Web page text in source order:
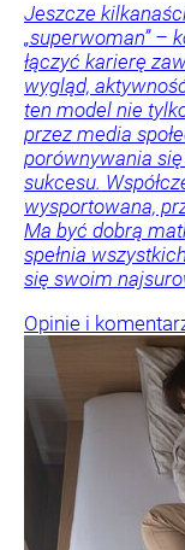
Jeszcze
„superwoman” –
łączyć karierę
wygląd,
ten model nie
przez media
porównywania
sukcesu.
wysportowana,
Ma być dobrą
spełnia
się swoim
Opinie i